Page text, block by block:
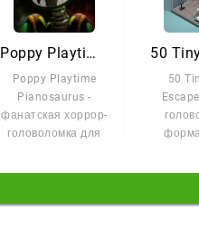
Poppy Playtime Pianosaurus
Poppy Playtime
Pianosaurus -
фанатская хоррор-
головоломка для
50